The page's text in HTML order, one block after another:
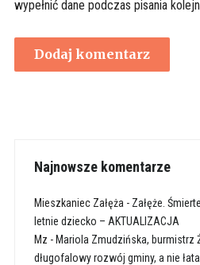
wypełnić dane podczas pisania
Najnowsze komentarze
Mieszkaniec Załęża - Załęże.
letnie dziecko – AKTUALIZACJA
Mz - Mariola Zmudzińska, burmistrz
długofalowy rozwój gminy, a nie